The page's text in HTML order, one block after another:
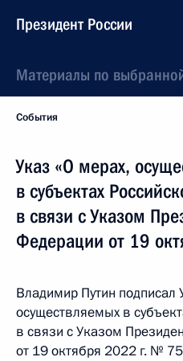
Президент России
Материалы по
События
Указ «О мерах,
в субъектах
в связи с Указом
Федерации от 19
Владимир Путин подписал
осуществляемых в
в связи с Указом
от 19 октября 2022 г. №